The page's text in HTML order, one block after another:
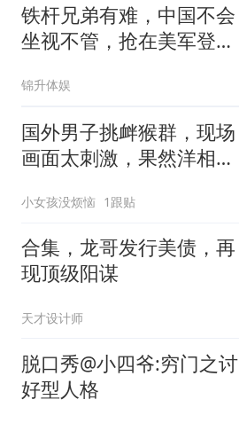
铁杆兄弟有难，中国不会
坐视不管，抢在美军登陆
锦升体娱
国外男子挑衅猴群，现场
画面太刺激，果然洋相还
小女孩没烦恼 1跟贴
合集，龙哥发行美债，再
现顶级阳谋
天才设计师
脱口秀@小四爷:穷门之讨
好型人格